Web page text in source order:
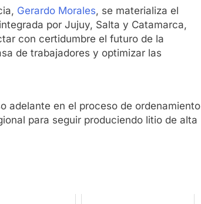
Gerardo Morales, se materializa el
por Jujuy, Salta y Catamarca,
con certidumbre el futuro de la
de trabajadores y optimizar las
adelante en el proceso de ordenamiento
para seguir produciendo litio de alta